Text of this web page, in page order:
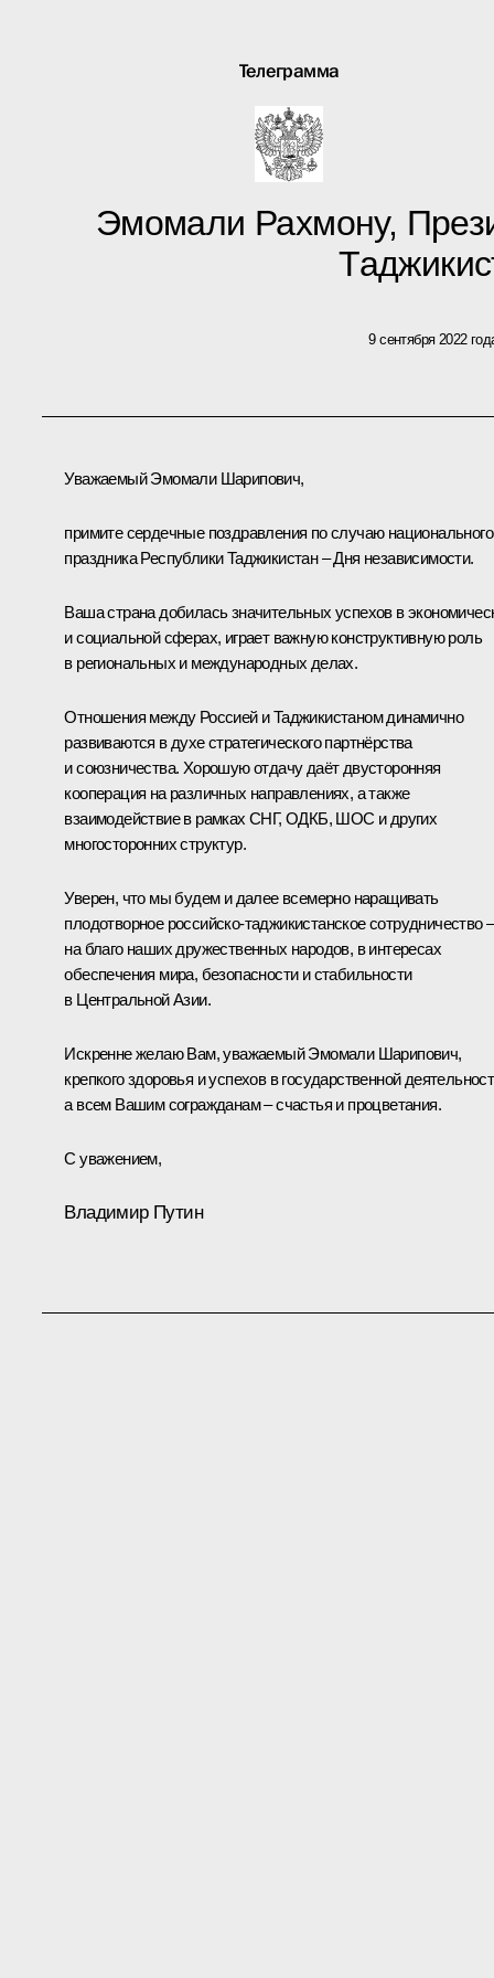
Телеграмма
Эмомали Рахмону,
9 сентября 2022
Уважаемый Эмомали Шарипович,
примите сердечные поздравления по случаю национального
праздника Республики Таджикистан – Дня независимости.
Ваша страна добилась значительных успехов в
и социальной сферах, играет важную конструктивную роль
в региональных и международных делах.
Отношения между Россией и Таджикистаном динамично
развиваются в духе стратегического партнёрства
и союзничества. Хорошую отдачу даёт двусторонняя
кооперация на различных направлениях, а также
взаимодействие в рамках СНГ,ОДКБ, ШОС и других
многосторонних структур.
Уверен, что мы будем и далее всемерно наращивать
плодотворное российско-таджикистанское сотрудничество –
на благо наших дружественных народов, в интересах
обеспечения мира, безопасности и стабильности
в Центральной Азии.
Искренне желаю Вам, уважаемый Эмомали Шарипович,
крепкого здоровья и успехов в государственной
а всем Вашим согражданам – счастья и процветания.
С уважением,
Владимир Путин